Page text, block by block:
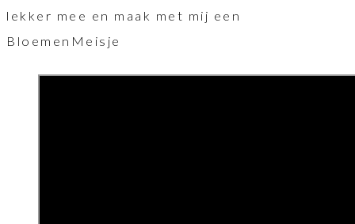
lekker mee en maak met mij een
BloemenMeisje